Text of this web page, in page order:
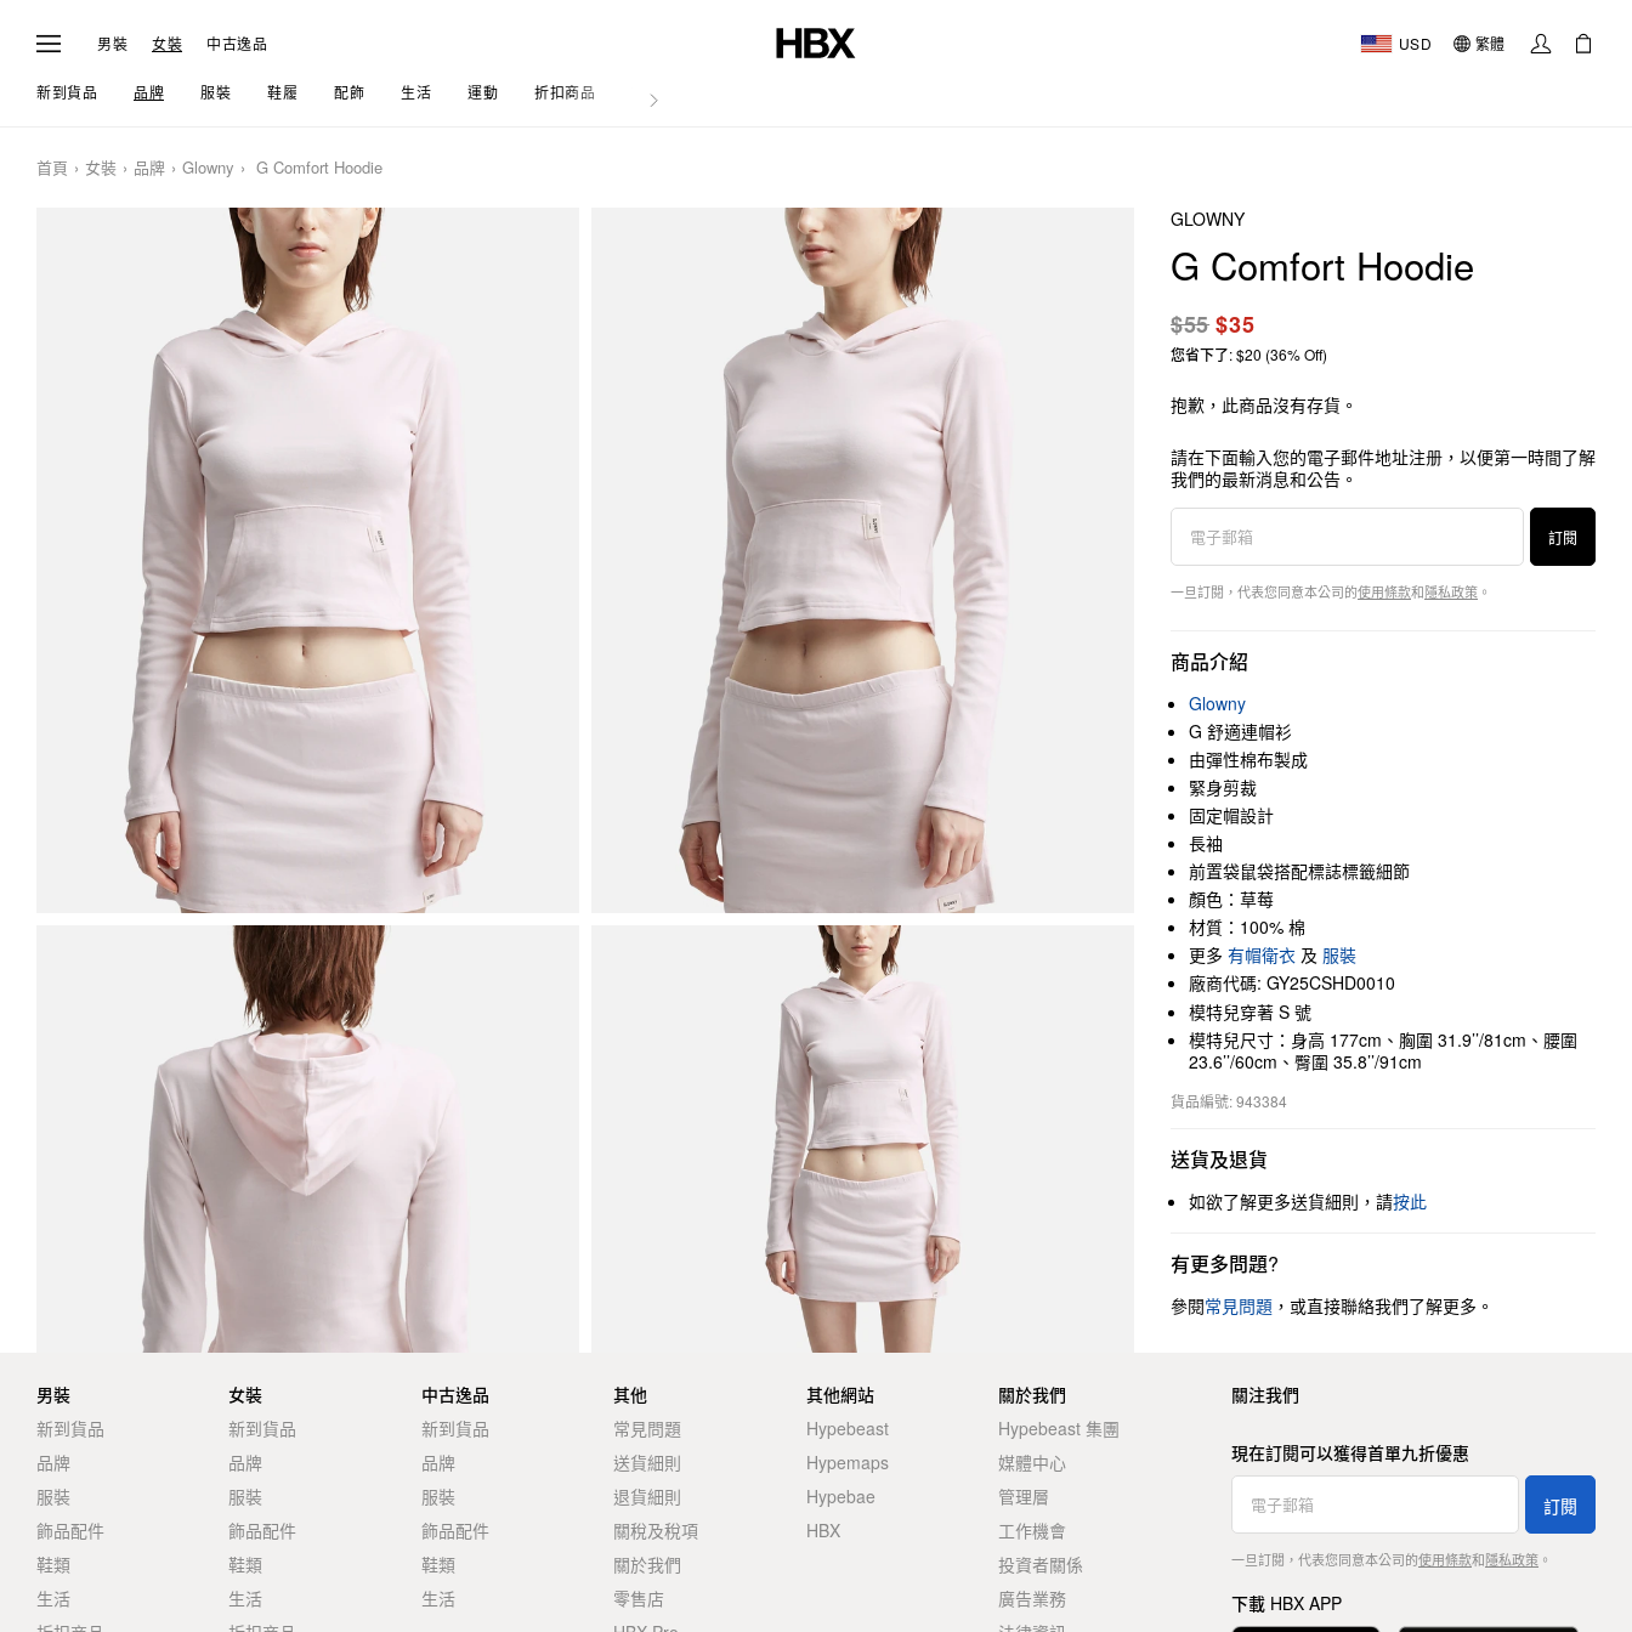
男裝 女裝 中古逸品 USD 繁體
新到貨品 品牌 服裝 鞋履 配飾 生活 運動 折扣商品 文章
首頁 女裝 品牌 Glowny G Comfort Hoodie
GLOWNY
G Comfort Hoodie
$55$35
您省下了: $20 (36% Off)
抱歉，此商品沒有存貨。
請在下面輸入您的電子郵件地址注册，以便第一時間了解
我們的最新消息和公告。
訂閱
一旦訂閱，代表您同意本公司的使用條款和隱私政策 。
商品介紹
Glowny
G 舒適連帽衫
由彈性棉布製成
緊身剪裁
固定帽設計
長袖
前置袋鼠袋搭配標誌標籤細節
顏色：草莓
材質：100% 棉
更多 有帽衛衣 及 服裝
廠商代碼: GY25CSHD0010
模特兒穿著 S 號
模特兒尺寸：身高 177cm、胸圍 31.9’’/81cm、腰圍
23.6’’/60cm、臀圍 35.8’’/91cm
貨品編號: 943384
送貨及退貨
如欲了解更多送貨細則，請按此
有更多問題?
參閱常見問題 ，或直接聯絡我們了解更多。
男裝
新到貨品
品牌
服裝
飾品配件
鞋類
生活
女裝
新到貨品
品牌
服裝
飾品配件
鞋類
生活
中古逸品
新到貨品
品牌
服裝
飾品配件
鞋類
生活
其他
常見問題
送貨細則
退貨細則
關稅及稅項
關於我們
零售店
其他網站
Hypebeast
Hypemaps
Hypebae
HBX
關於我們
Hypebeast 集團
媒體中心
管理層
工作機會
投資者關係
廣告業務
關注我們
現在訂閱可以獲得首單九折優惠
訂閱
一旦訂閱，代表您同意本公司的使用條款和隱私政策。
下載 HBX APP